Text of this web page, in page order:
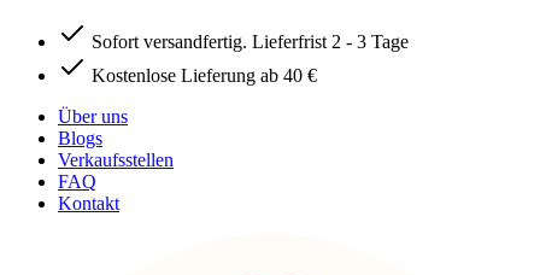
Sofort versandfertig. Lieferfrist 2 - 3 Tage
Kostenlose Lieferung ab 40 €
Über uns
Blogs
Verkaufsstellen
FAQ
Kontakt